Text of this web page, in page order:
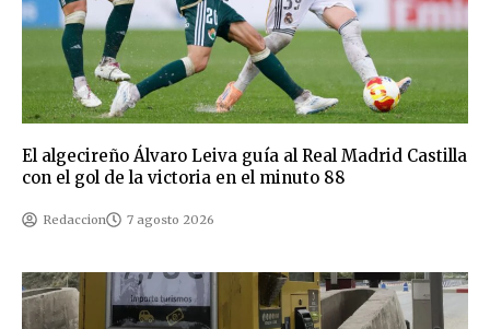
El algecireño Álvaro Leiva guía al Real Madrid Castilla
con el gol de la victoria en el minuto 88
Redaccion 7 agosto 2026